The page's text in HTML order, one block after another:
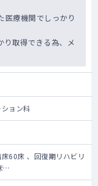
療機関でしっかり
取得できる為、メ
ョン科
60床 、回復期リハビリ
勤務になります